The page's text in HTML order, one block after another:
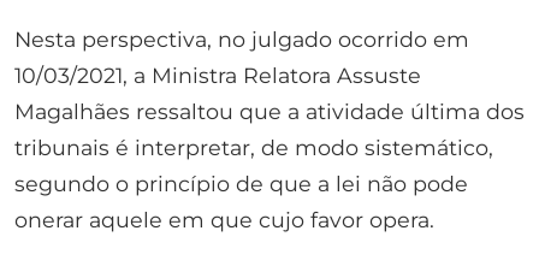
Nesta perspectiva, no julgado ocorrido em
10/03/2021, a Ministra Relatora Assuste
Magalhães ressaltou que a atividade última dos
tribunais é interpretar, de modo sistemático,
segundo o princípio de que a lei não pode
onerar aquele em que cujo favor opera.